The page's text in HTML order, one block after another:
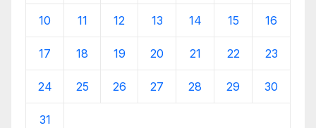
10 11 12 13 14 15 16
17 18 19 20 21 22 23
24 25 26 27 28 29 30
31